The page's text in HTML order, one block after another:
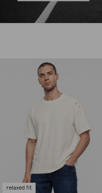
relaxed fit